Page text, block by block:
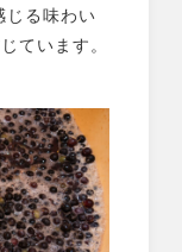
じる味わい
ています。